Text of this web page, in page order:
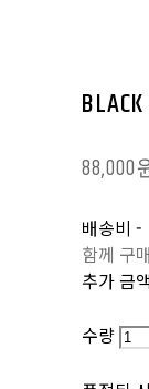
88,000
배송비-
함께 구
추가 금액
수량